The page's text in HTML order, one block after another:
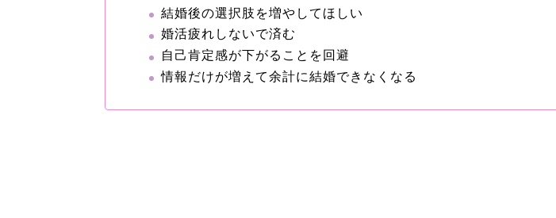
結婚後の選択肢を増やしてほしい
婚活疲れしないで済む
自己肯定感が下がることを回避
情報だけが増えて余計に結婚できなくなる